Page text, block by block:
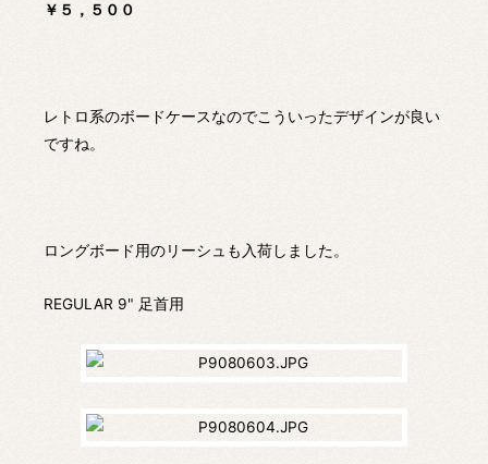
￥５，５００
レトロ系のボードケースなのでこういったデザインが良い
ですね。
ロングボード用のリーシュも入荷しました。
REGULAR 9" 足首用